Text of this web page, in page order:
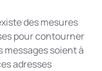
des mesures
pour contourner
messages soient à
adresses